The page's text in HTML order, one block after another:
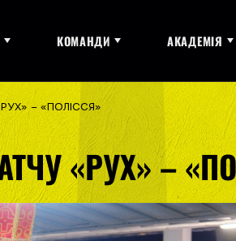
КОМАНДИ АКАДЕМІЯ
– «ПОЛІССЯ»
«РУХ» –